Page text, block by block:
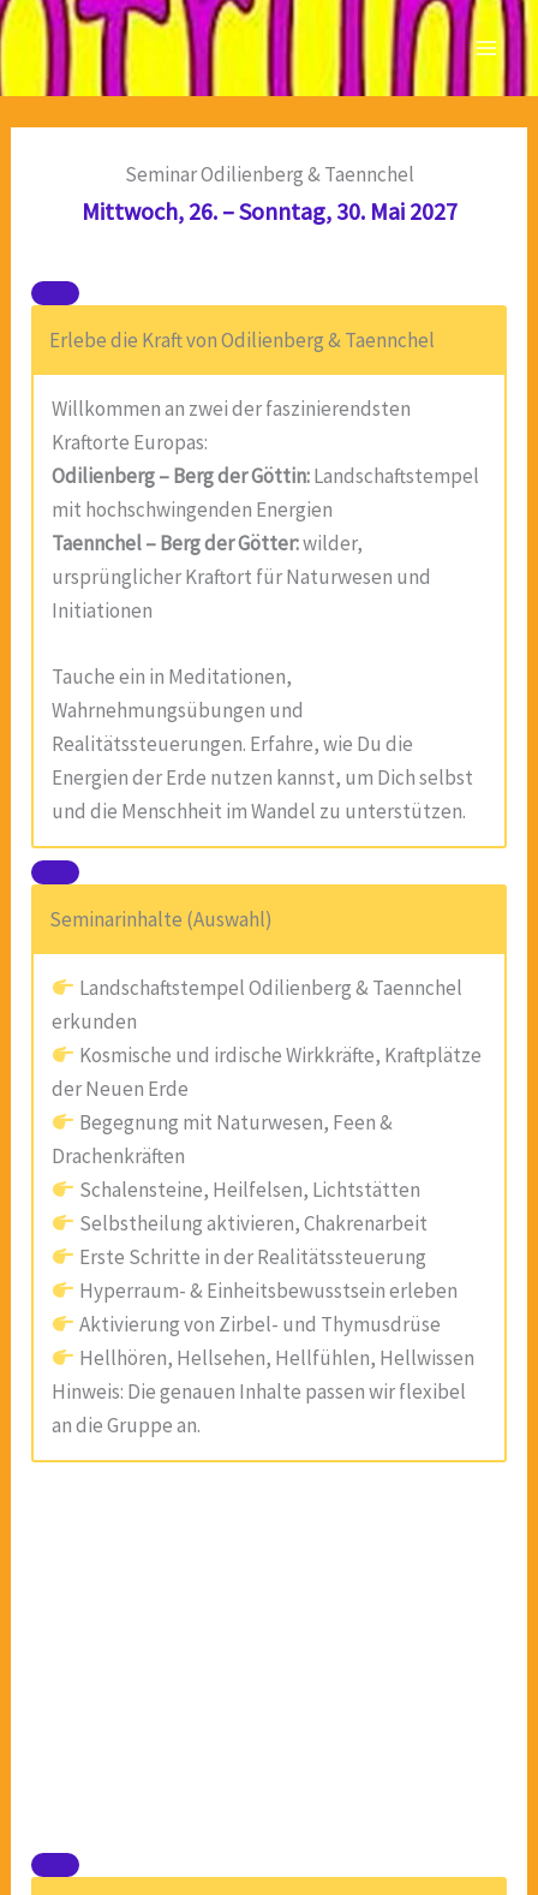
Zum
Inhalt
springen
Seminar Odilienberg & Taennchel
Mittwoch, 26. – Sonntag, 30. Mai 2027
Erlebe die Kraft von Odilienberg & Taennchel
Willkommen an zwei der faszinierendsten
Kraftorte Europas:
Odilienberg – Berg der Göttin:Landschaftstempel
mit hochschwingenden Energien
Taennchel – Berg der Götter:wilder,
ursprünglicher Kraftort für Naturwesen und
Initiationen
Tauche ein in Meditationen,
Wahrnehmungsübungen und
Realitätssteuerungen. Erfahre, wie Du die
Energien der Erde nutzen kannst, um Dich selbst
und die Menschheit im Wandel zu unterstützen.
Seminarinhalte (Auswahl)
Landschaftstempel Odilienberg & Taennchel
erkunden
Kosmische und irdische Wirkkräfte, Kraftplätze
der Neuen Erde
Begegnung mit Naturwesen, Feen &
Drachenkräften
Schalensteine, Heilfelsen, Lichtstätten
Selbstheilung aktivieren, Chakrenarbeit
Erste Schritte in der Realitätssteuerung
Hyperraum- & Einheitsbewusstsein erleben
Aktivierung von Zirbel- und Thymusdrüse
Hellhören, Hellsehen, Hellfühlen, Hellwissen
Hinweis: Die genauen Inhalte passen wir flexibel
an die Gruppe an.